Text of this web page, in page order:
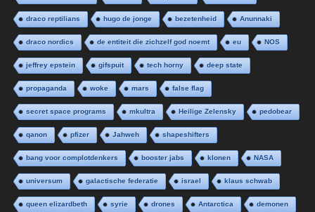
draco reptilians hugo de jonge bezetenheid Anunnaki
draco nordics de entiteit die zichzelf god noemt eu NOS
jeffrey epstein gifspuit tech horny deep state
propaganda woke mars false flag
secret space programs mkultra Heilige Zelensky pedobear
qanon pfizer Jahweh shapeshifters
bang voor complotdenkers booster jabs klonen NASA
universum galactische federatie israel klaus schwab
queen elizardbeth syrie drones Antarctica demonen